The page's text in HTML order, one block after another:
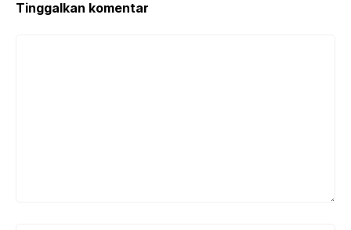
k
Tinggalkan komentar